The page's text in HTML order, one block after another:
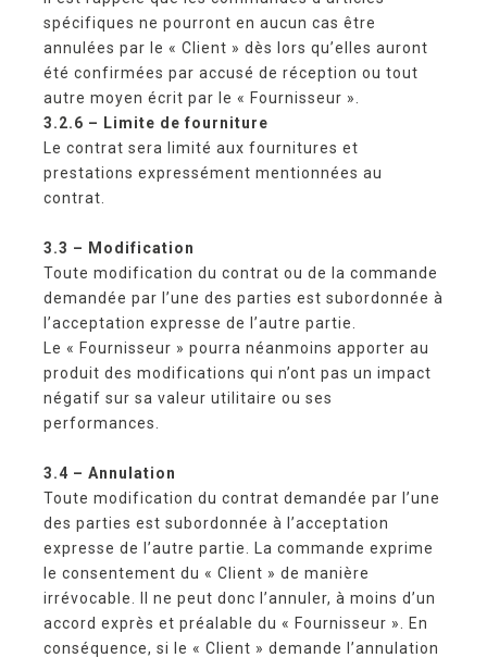
spécifiques ne pourront en aucun cas être
annulées par le « Client » dès lors qu’elles auront
été confirmées par accusé de réception ou tout
autre moyen écrit par le « Fournisseur ».
3.2.6 – Limite de fourniture
Le contrat sera limité aux fournitures et
prestations expressément mentionnées au
contrat.
3.3 – Modification
Toute modification du contrat ou de la commande
demandée par l’une des parties est subordonnée à
l’acceptation expresse de l’autre partie.
Le « Fournisseur » pourra néanmoins apporter au
produit des modifications qui n’ont pas un impact
négatif sur sa valeur utilitaire ou ses
performances.
3.4 – Annulation
Toute modification du contrat demandée par l’une
des parties est subordonnée à l’acceptation
expresse de l’autre partie. La commande exprime
le consentement du « Client » de manière
irrévocable. Il ne peut donc l’annuler, à moins d’un
accord exprès et préalable du « Fournisseur ». En
conséquence, si le « Client » demande l’annulation